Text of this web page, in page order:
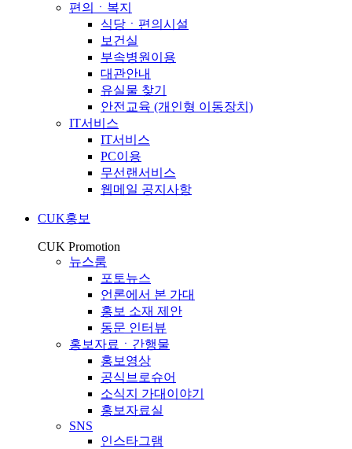
편의ㆍ복지
식당ㆍ편의시설
보건실
부속병원이용
대관안내
유실물 찾기
안전교육 (개인형 이동장치)
IT서비스
IT서비스
PC이용
무선랜서비스
웹메일 공지사항
CUK홍보
CUK Promotion
뉴스룸
포토뉴스
언론에서 본 가대
홍보 소재 제안
동문 인터뷰
홍보자료ㆍ간행물
홍보영상
공식브로슈어
소식지 가대이야기
홍보자료실
SNS
인스타그램